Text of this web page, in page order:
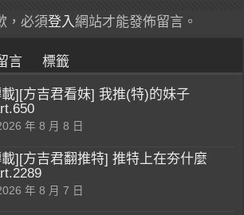
，必須登入網站才能發佈留言。
言 標籤
][方吉君看妹] 我推(特)的妹子
年 8 月 8 日
][方吉君翻推特] 推特上在夯什麼
年 8 月 7 日